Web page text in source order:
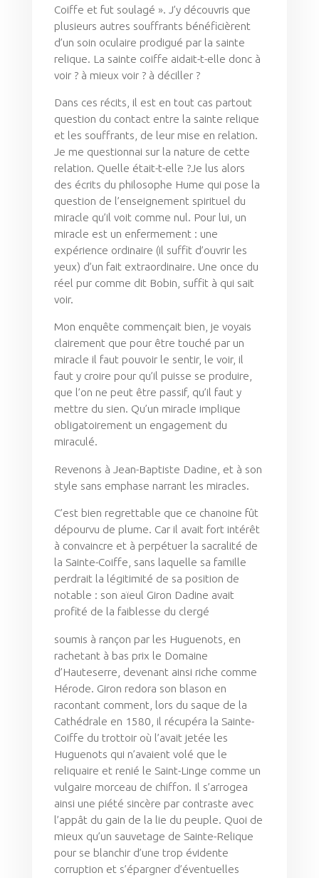
Coiffe et fut soulagé ». J’y découvris que
plusieurs autres souffrants bénéficièrent
d’un soin oculaire prodigué par la sainte
relique. La sainte coiffe aidait-t-elle donc à
voir ? à mieux voir ? à déciller ?
Dans ces récits, il est en tout cas partout
question du contact entre la sainte relique
et les souffrants, de leur mise en relation.
Je me questionnai sur la nature de cette
relation. Quelle était-t-elle ?Je lus alors
des écrits du philosophe Hume qui pose la
question de l’enseignement spirituel du
miracle qu’il voit comme nul. Pour lui, un
miracle est un enfermement : une
expérience ordinaire (il suffit d’ouvrir les
yeux) d’un fait extraordinaire. Une once du
réel pur comme dit Bobin, suffit à qui sait
voir.
Mon enquête commençait bien, je voyais
clairement que pour être touché par un
miracle il faut pouvoir le sentir, le voir, il
faut y croire pour qu’il puisse se produire,
que l’on ne peut être passif, qu’il faut y
mettre du sien. Qu’un miracle implique
obligatoirement un engagement du
miraculé.
Revenons à Jean-Baptiste Dadine, et à son
style sans emphase narrant les miracles.
C’est bien regrettable que ce chanoine fût
dépourvu de plume. Car il avait fort intérêt
à convaincre et à perpétuer la sacralité de
la Sainte-Coiffe, sans laquelle sa famille
perdrait la légitimité de sa position de
notable : son aïeul Giron Dadine avait
profité de la faiblesse du clergé
soumis à rançon par les Huguenots, en
rachetant à bas prix le Domaine
d’Hauteserre, devenant ainsi riche comme
Hérode. Giron redora son blason en
racontant comment, lors du saque de la
Cathédrale en 1580, il récupéra la Sainte-
Coiffe du trottoir où l’avait jetée les
Huguenots qui n’avaient volé que le
reliquaire et renié le Saint-Linge comme un
vulgaire morceau de chiffon. Il s’arrogea
ainsi une piété sincère par contraste avec
l’appât du gain de la lie du peuple. Quoi de
mieux qu’un sauvetage de Sainte-Relique
pour se blanchir d’une trop évidente
corruption et s’épargner d’éventuelles